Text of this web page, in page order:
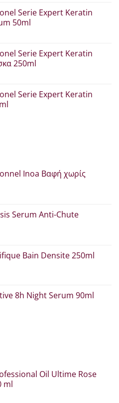
Serie Expert Keratin
50ml
Serie Expert Keratin
250ml
Serie Expert Keratin
Inoa Βαφή χωρίς
Serum Anti-Chute
Bain Densite 250ml
8h Night Serum 90ml
Oil Ultime Rose
ml